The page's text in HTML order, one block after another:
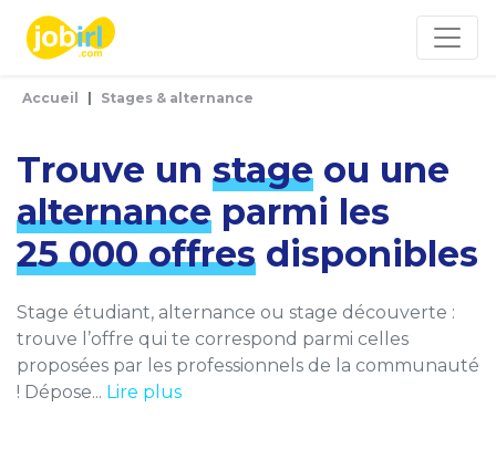
Accueil Stages & alternance
Trouve un stage ou une
alternance parmi les
25 000 offres disponibles
Stage étudiant, alternance ou stage découverte :
trouve l’offre qui te correspond parmi celles
proposées par les professionnels de la communauté
! Dépose... Lire plus
Panneau de gestion des cookies